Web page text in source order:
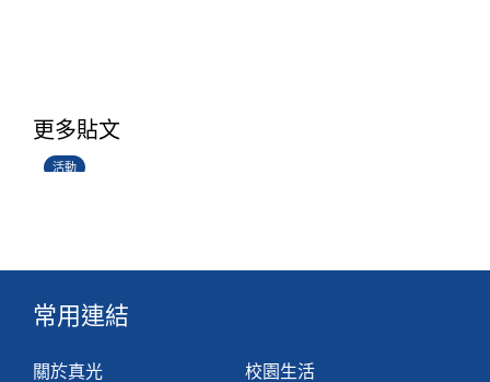
更多貼文
活動
28/06/2026
常用連結
關於真光 校園生活